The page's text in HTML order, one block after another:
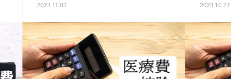
2023.11.03 2023.10.27